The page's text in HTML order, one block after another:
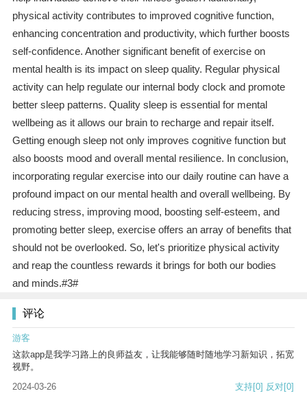
physical activity contributes to improved cognitive function,
enhancing concentration and productivity, which further boosts
self-confidence. Another significant benefit of exercise on
mental health is its impact on sleep quality. Regular physical
activity can help regulate our internal body clock and promote
better sleep patterns. Quality sleep is essential for mental
wellbeing as it allows our brain to recharge and repair itself.
Getting enough sleep not only improves cognitive function but
also boosts mood and overall mental resilience. In conclusion,
incorporating regular exercise into our daily routine can have a
profound impact on our mental health and overall wellbeing. By
reducing stress, improving mood, boosting self-esteem, and
promoting better sleep, exercise offers an array of benefits that
should not be overlooked. So, let's prioritize physical activity
and reap the countless rewards it brings for both our bodies
and minds.#3#
评论
游客
这款app是我学习路上的良师益友，让我能够随时随地学习新知识，拓宽
视野。
2024-03-26
支持[0] 反对[0]